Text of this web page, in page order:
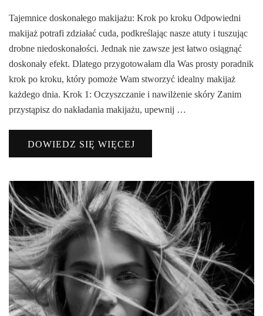
Tajemnice doskonałego makijażu: Krok po kroku Odpowiedni
makijaż potrafi zdziałać cuda, podkreślając nasze atuty i tuszując
drobne niedoskonałości. Jednak nie zawsze jest łatwo osiągnąć
doskonały efekt. Dlatego przygotowałam dla Was prosty poradnik
krok po kroku, który pomoże Wam stworzyć idealny makijaż
każdego dnia. Krok 1: Oczyszczanie i nawilżenie skóry Zanim
przystąpisz do nakładania makijażu, upewnij …
DOWIEDZ SIĘ WIĘCEJ